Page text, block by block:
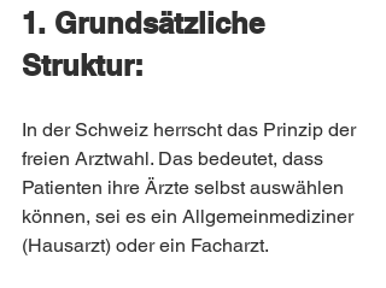
1. Grundsätzliche
Struktur:
In der Schweiz herrscht das Prinzip der
freien Arztwahl. Das bedeutet, dass
Patienten ihre Ärzte selbst auswählen
können, sei es ein Allgemeinmediziner
(Hausarzt) oder ein Facharzt.